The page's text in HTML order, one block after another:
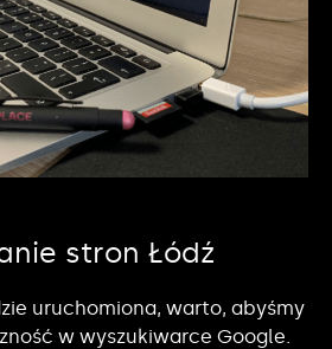
stron Łódź
uruchomiona, warto, abyśmy
w wyszukiwarce Google.